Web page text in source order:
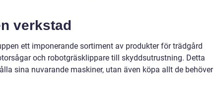
verkstad
ett imponerande sortiment av produkter för trädgård
och robotgräsklippare till skyddsutrustning. Detta
sina nuvarande maskiner, utan även köpa allt de behöver